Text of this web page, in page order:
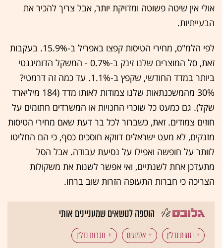
אולי אין שיטה פשוטה ומדויקת יותר, אבל צריך להכיר את
הבעייתיות.
לפי הלמ"ס, מחירי הטיסות קפצו באפריל ב-15.9%. בעקבות
זאת, סל המוצרים שלנו זינק ב-0.7% - המשקל הדומיננטי
ביותר במדד החודשי, שקפץ ב-1.1%. עד כמה זה דרמטי?
30% מהמשכנתאות שלנו צמודות לאותו מדד (184 מיליארד
שקל). גם כמעט כל שוכרי החנויות או המשרדים חתומים על
חוזים צמודים. זאת, כשברור לכל בר דעת שאם מחירי הטיסות
מזנקים, לא מעט ישראלים דווקא חוסכים כסף, כי הם החליטו
לוותר על חופשה ואפילו על נסיעת עבודה. אבל הסל
מתעדכן אחת לשנתיים, ואי אפשר לשנות את משקולות
הצריכה כי חברות התעופה הזרות שוב ברחו.
הוספה לנושאים שמעניינים אותי
יזמות נדל"ן אלמוגים חברות נדל"ן